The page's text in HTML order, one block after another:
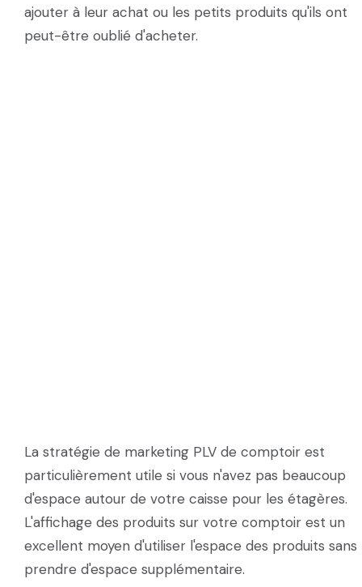
ajouter à leur achat ou les petits produits qu'ils ont
peut-être oublié d'acheter.
La stratégie de marketing PLV de comptoir est
particulièrement utile si vous n'avez pas beaucoup
d'espace autour de votre caisse pour les étagères.
L'affichage des produits sur votre comptoir est un
excellent moyen d'utiliser l'espace des produits sans
prendre d'espace supplémentaire.